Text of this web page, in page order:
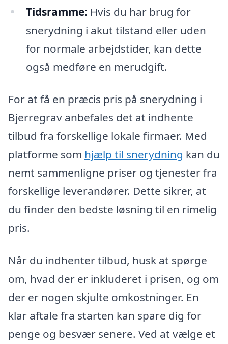
Tidsramme: Hvis du har brug for
snerydning i akut tilstand eller uden
for normale arbejdstider, kan dette
også medføre en merudgift.
For at få en præcis pris på snerydning i
Bjerregrav anbefales det at indhente
tilbud fra forskellige lokale firmaer. Med
platforme som hjælp til snerydning kan du
nemt sammenligne priser og tjenester fra
forskellige leverandører. Dette sikrer, at
du finder den bedste løsning til en rimelig
pris.
Når du indhenter tilbud, husk at spørge
om, hvad der er inkluderet i prisen, og om
der er nogen skjulte omkostninger. En
klar aftale fra starten kan spare dig for
penge og besvær senere. Ved at vælge et